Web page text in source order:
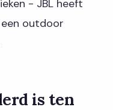
- JBL heeft
outdoor
is ten